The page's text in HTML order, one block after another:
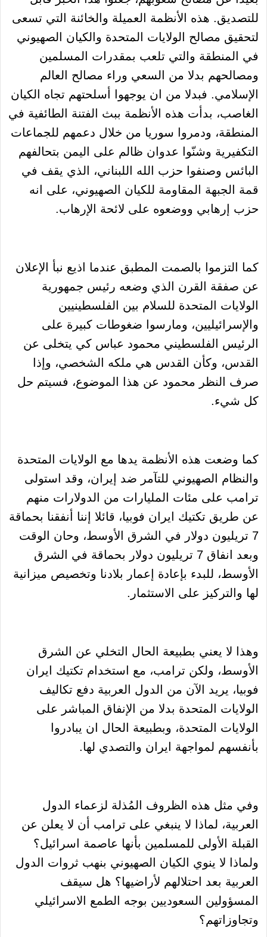
للتصديق. هذه الأنظمة العميلة والخائنة التي تسعى
لتحقيق مصالح الولايات المتحدة والكيان الصهيوني
في المنطقة والتي تلعب بمقدرات المسلمين
ومصالحهم بدلا من السعي وراء مصالح العالم
الإسلامي. فبدلا من ان يوجهوا أسلحتهم تجاه الكيان
الغاصب، بدأت هذه الأنظمة ببث الفتنة الطائفية في
المنطقة، ودمروا سوريا من خلال دعمهم للجماعات
التكفيرية وشنّوا عدوان ظالم على اليمن بتحالفهم
البائس وصنفوا حزب الله اللبناني، الذي يقف في
قمة الجبهة المقاومة للكيان الصهيوني، على انه
حزب إرهابي ووضعوه على لائحة الإرهاب.
كما التزموا بالصمت المطبق عندما اذيع نبأ الإعلان
عن صفقة القرن الذي وضعه رئيس جمهورية
الولايات المتحدة للسلام بين الفلسطينيين
والإسرائيليين، ومارسوا ضغوطات كبيرة على
الرئيس الفلسطيني محمود عباس كي يتخلى عن
القدس، وكأن القدس هي ملكه الشخصي، وإذا
صرف النظر محمود عن هذا الموضوع، فسيتم حل
كل شيء.
كما وضعت هذه الأنظمة يدها مع الولايات المتحدة
والنظام الصهيوني للتآمر ضد إيران، وقد استولى
ترامب على مئات المليارات من الدولارات منهم
عن طريق تكتيك ايران فوبيا، قائلا إننا أنفقنا بحماقة
7 تريليون دولار في الشرق الأوسط، وحان الوقت
وبعد انفاق 7 تريليون دولار بحماقة في الشرق
الأوسط، للبدء بإعادة إعمار بلادنا وتخصيص ميزانية
لها والتركيز على الاستثمار.
وهذا لا يعني بطبيعة الحال التخلي عن الشرق
الأوسط، ولكن ترامب، مع استخدام تكتيك ايران
فوبيا، يريد الآن من الدول العربية دفع تكاليف
الولايات المتحدة بدلا من الإنفاق المباشر على
الولايات المتحدة، وبطبيعة الحال ان يبادروا
بأنفسهم لمواجهة ايران والتصدي لها.
وفي مثل هذه الظروف المُذلة لزعماء الدول
العربية، لماذا لا ينبغي على ترامب أن لا يعلن عن
القبلة الأولى للمسلمين بأنها عاصمة اسرائيل؟
ولماذا لا ينوي الكيان الصهيوني بنهب ثروات الدول
العربية بعد احتلالهم لأراضيها؟ هل سيقف
المسؤولين السعوديين بوجه الطمع الاسرائيلي
وتجاوزاتهم؟